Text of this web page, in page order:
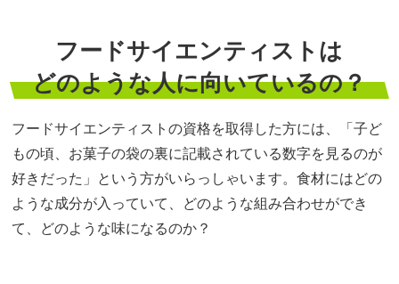
フードサイエンティストは
どのような人に向いているの？
フードサイエンティストの資格を取得した方には、「子ど
もの頃、お菓子の袋の裏に記載されている数字を見るのが
好きだった」という方がいらっしゃいます。食材にはどの
ような成分が入っていて、どのような組み合わせができ
て、どのような味になるのか？